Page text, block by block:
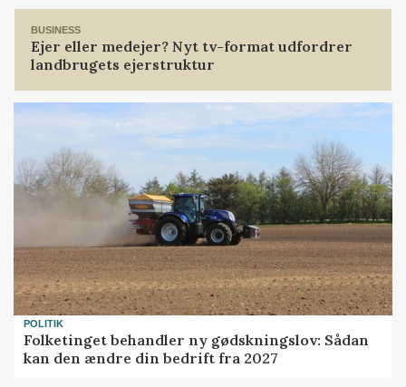
BUSINESS
Ejer eller medejer? Nyt tv-format udfordrer
landbrugets ejerstruktur
POLITIK
Folketinget behandler ny gødskningslov: Sådan
kan den ændre din bedrift fra 2027